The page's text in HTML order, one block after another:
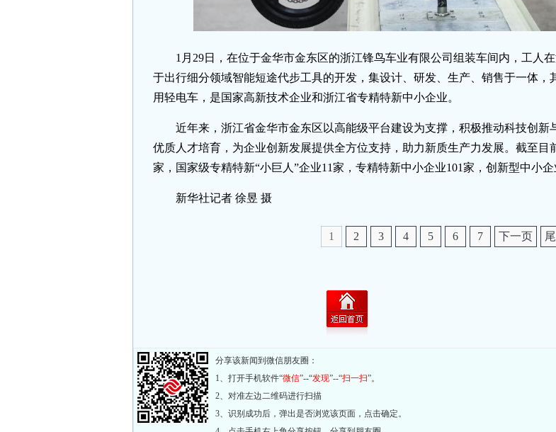
1月29日，在位于金华市金东区的浙江锋鸟车业有限公司组装车间内，工人
于出行细分领域智能短途代步工具的开发，集设计、研发、生产、销售于一体
用轻电车，是国家高新技术企业和浙江省专精特新中小企业。
近年来，浙江省金华市金东区以高能级平台建设为支撑，积极推动科技创新
优质人才培育，为企业创新发展提供全方位支持，助力新质生产力发展。截至目
家，国家级专精特新“小巨人”企业11家，专精特新中小企业101家，创新型中小企
新华社记者 徐昱 摄
1 2 3 4 5 6 7 下一页
分享该新闻到微信朋友圈：
1、打开手机软件“微信”--“发现”--“扫一扫”。
2、对准左边二维码进行扫描
3、识别成功后，弹出是否浏览该页面，点击确定。